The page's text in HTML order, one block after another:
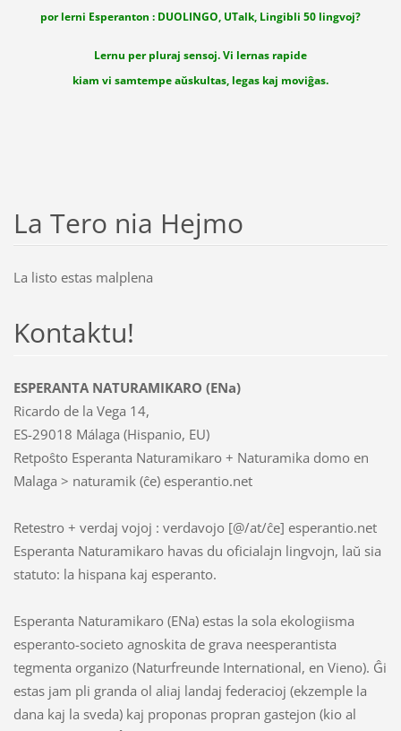
por lerni Esperanton : DUOLINGO, UTalk, Lingibli 50 lingvoj?
Lernu per pluraj sensoj. Vi lernas rapide
kiam vi samtempe aŭskultas, legas kaj moviĝas.
La Tero nia Hejmo
La listo estas malplena
Kontaktu!
ESPERANTA NATURAMIKARO (ENa)
Ricardo de la Vega 14,
ES-29018 Málaga (Hispanio, EU)
Retpoŝto Esperanta Naturamikaro + Naturamika domo en
Malaga > naturamik (ĉe) esperantio.net
Retestro + verdaj vojoj : verdavojo [@/at/ĉe] esperantio.net
Esperanta Naturamikaro havas du oficialajn lingvojn, laŭ sia
statuto: la hispana kaj esperanto.
Esperanta Naturamikaro (ENa) estas la sola ekologiisma
esperanto-societo agnoskita de grava neesperantista
tegmenta organizo (Naturfreunde International, en Vieno). Ĝi
estas jam pli granda ol aliaj landaj federacioj (ekzemple la
dana kaj la sveda) kaj proponas propran gastejon (kio al